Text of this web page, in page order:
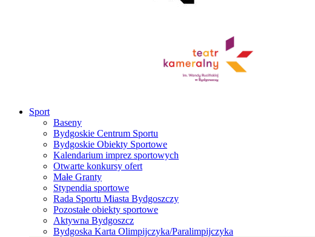
Sport
Baseny
Bydgoskie Centrum Sportu
Bydgoskie Obiekty Sportowe
Kalendarium imprez sportowych
Otwarte konkursy ofert
Małe Granty
Stypendia sportowe
Rada Sportu Miasta Bydgoszczy
Pozostałe obiekty sportowe
Aktywna Bydgoszcz
Bydgoska Karta Olimpijczyka/Paralimpijczyka